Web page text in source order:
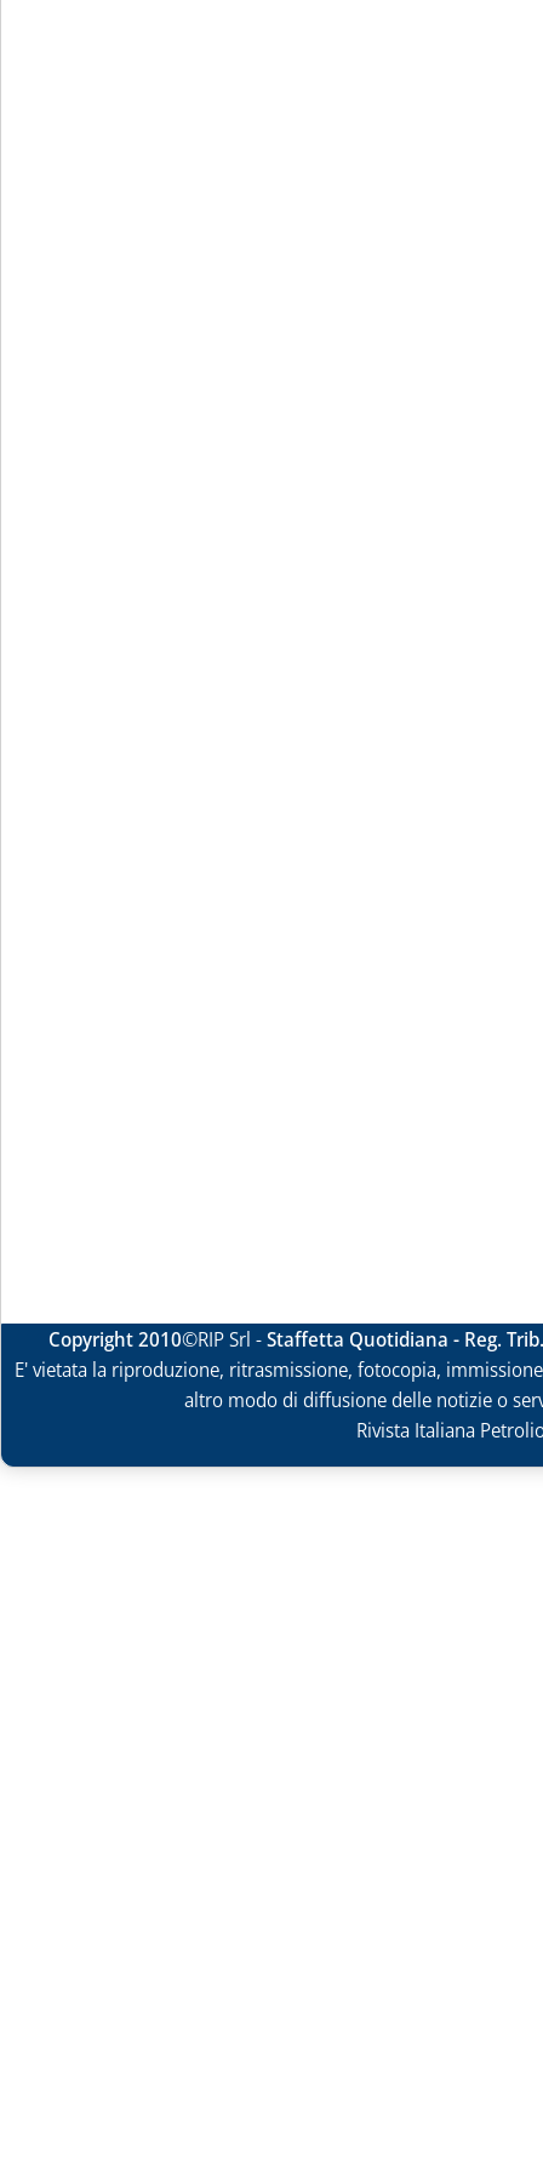
Copyright 2010©RIP Srl -Staffetta Quotidiana - Reg.
E' vietata la riproduzione, ritrasmissione, fotocopia,
altro modo di diffusione delle notizie o
Rivista Italiana